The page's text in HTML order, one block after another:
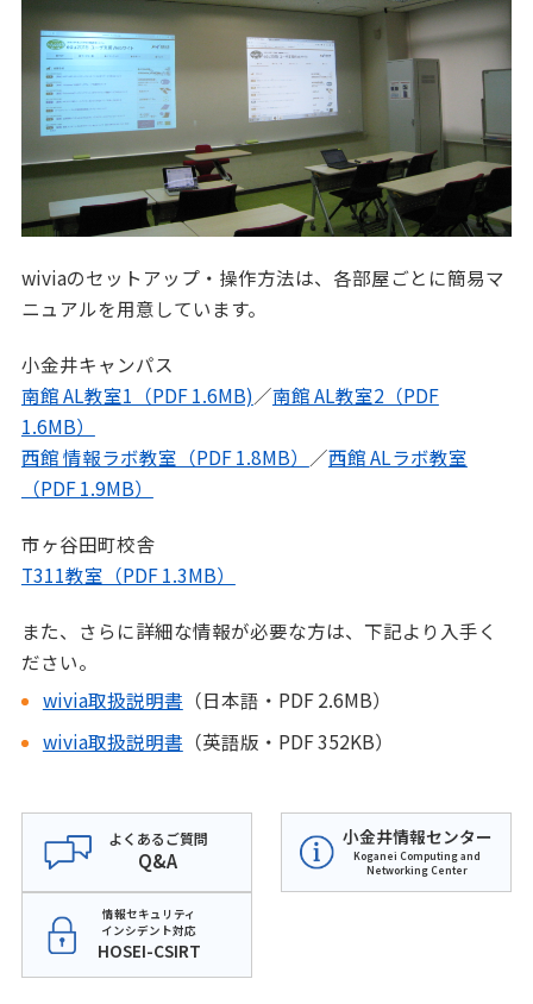
wiviaのセットアップ・操作方法は、各部屋ごとに簡易マ
ニュアルを用意しています。
小金井キャンパス
南館 AL教室1（PDF 1.6MB)／南館 AL教室2（PDF
1.6MB）
西館 情報ラボ教室（PDF 1.8MB） ／西館 ALラボ教室
（PDF 1.9MB）
市ヶ谷田町校舎
T311教室（PDF 1.3MB）
また、さらに詳細な情報が必要な方は、下記より入手く
ださい。
wivia取扱説明書 （日本語・PDF 2.6MB）
wivia取扱説明書 （英語版・PDF 352KB）
よくあるご質問
Q&A
小金井情報センター
Koganei Computing and
Networking Center
情報セキュリティ
インシデント対応
HOSEI-CSIRT